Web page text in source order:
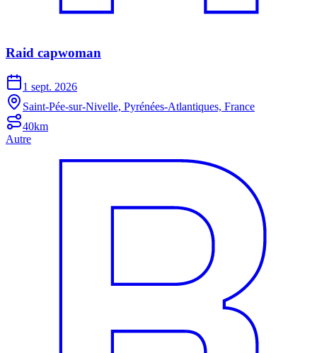
Raid capwoman
1 sept. 2026
Saint-Pée-sur-Nivelle, Pyrénées-Atlantiques, France
40km
Autre